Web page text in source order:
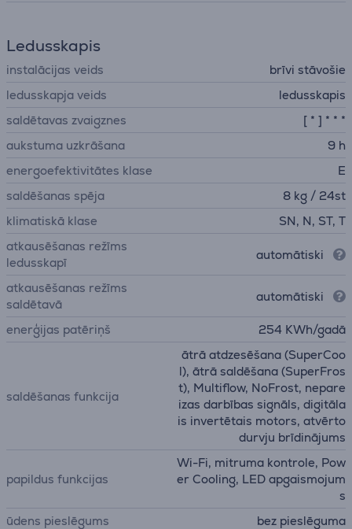
Ledusskapis
instalācijas veids
brīvi stāvošie
ledusskapja veids
ledusskapis
saldētavas zvaigznes
[ * ] * * *
aukstuma uzkrāšana
9 h
energoefektivitātes klase
E
saldēšanas spēja
8 kg / 24st
klimatiskā klase
SN, N, ST, T
atkausēšanas režīms
ledusskapī
automātiski
atkausēšanas režīms
saldētavā
automātiski
enerģijas patēriņš 254 KWh/gadā
saldēšanas funkcija
ātrā atdzesēšana (SuperCoo
l), ātrā saldēšana (SuperFros
t), Multiflow, NoFrost, nepare
izas darbības signāls, digitāla
is invertētais motors, atvērto
durvju brīdinājums
papildus funkcijas
Wi-Fi, mitruma kontrole, Pow
er Cooling, LED apgaismojum
s
ūdens pieslēgums
bez pieslēguma